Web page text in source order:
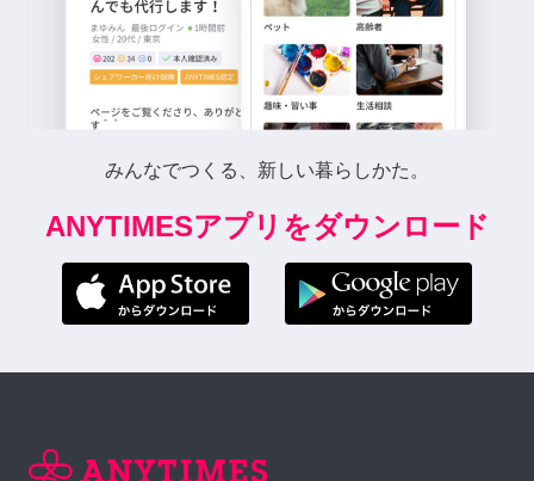
みんなでつくる、新しい暮らしかた。
ANYTIMESアプリをダウンロード